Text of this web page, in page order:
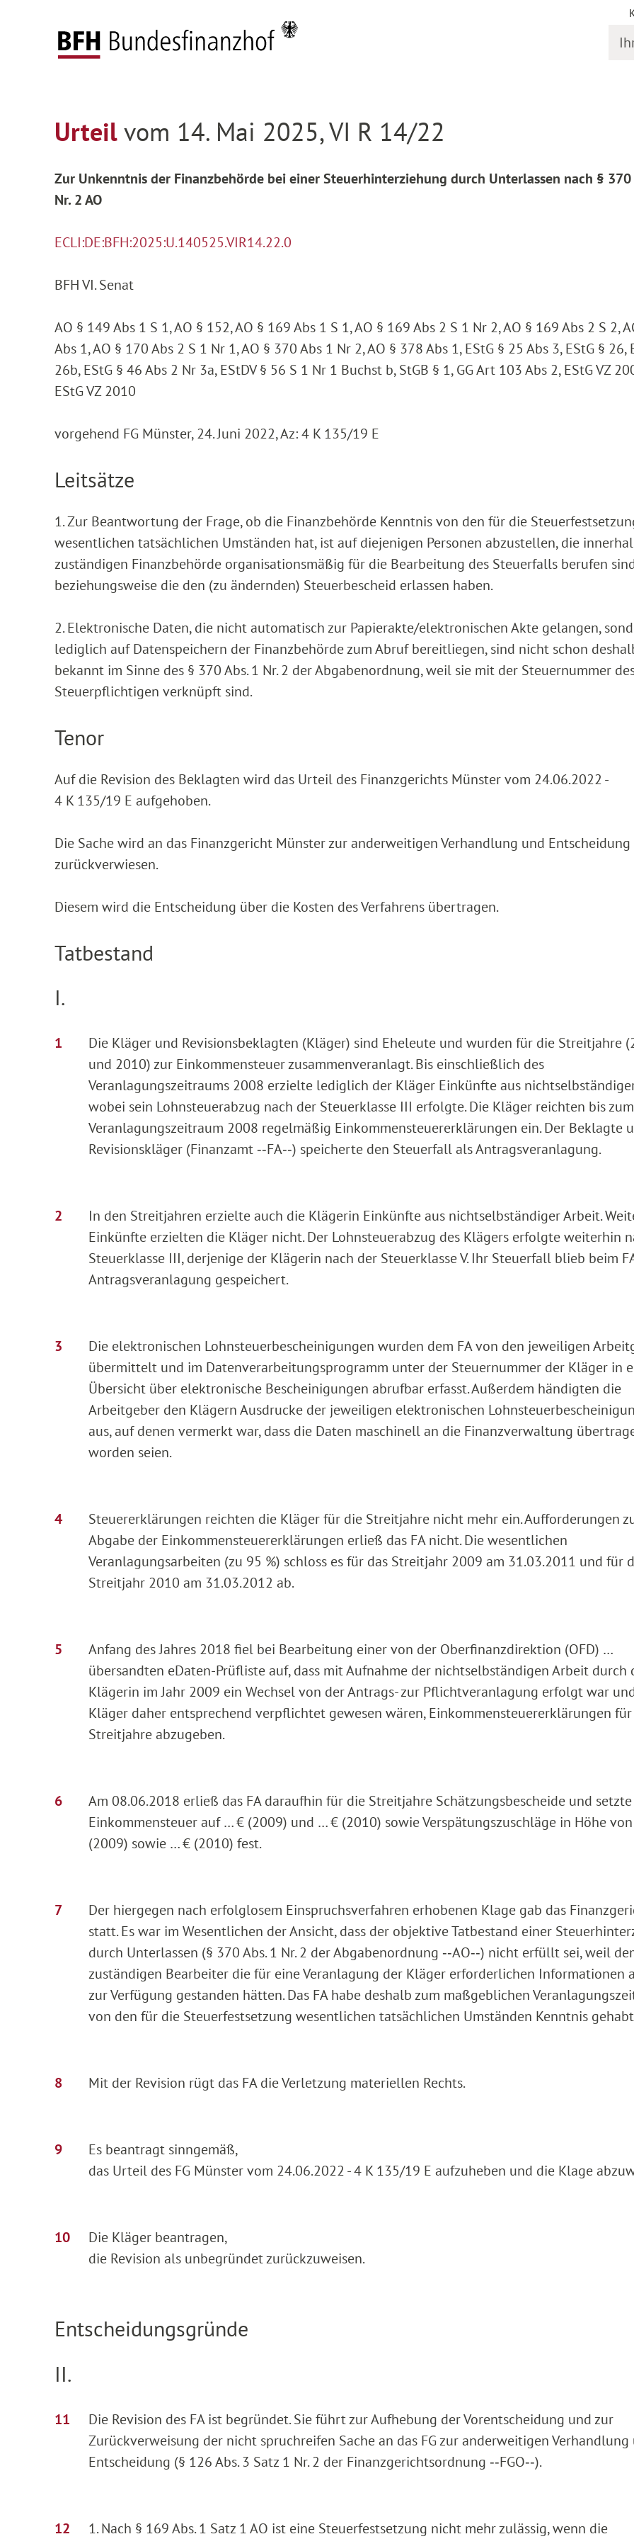
Startseite
Urteilvom 14. Mai 2025, VI R 14/22
Zur Unkenntnis der Finanzbehörde bei einer Steuerhinterziehung durch Unterlassen nach § 370
Nr. 2 AO
ECLI:DE:BFH:2025:U.140525.VIR14.22.0
BFH VI. Senat
AO § 149 Abs 1 S 1, AO § 152, AO § 169 Abs 1 S 1, AO § 169 Abs 2 S 1 Nr 2, AO § 169 Abs 2 S 2,
Abs 1, AO § 170 Abs 2 S 1 Nr 1, AO § 370 Abs 1 Nr 2, AO § 378 Abs 1, EStG § 25 Abs 3, EStG § 26,
26b, EStG § 46 Abs 2 Nr 3a, EStDV § 56 S 1 Nr 1 Buchst b, StGB § 1, GG Art 103 Abs 2, EStG VZ
EStG VZ 2010
vorgehend FG Münster, 24. Juni 2022, Az: 4 K 135/19 E
Leitsätze
1. Zur Beantwortung der Frage, ob die Finanzbehörde Kenntnis von den für die
wesentlichen tatsächlichen Umständen hat, ist auf diejenigen Personen abzustellen, die
zuständigen Finanzbehörde organisationsmäßig für die Bearbeitung des Steuerfalls berufen
beziehungsweise die den (zu ändernden) Steuerbescheid erlassen haben.
2. Elektronische Daten, die nicht automatisch zur Papierakte/elektronischen Akte gelangen,
lediglich auf Datenspeichern der Finanzbehörde zum Abruf bereitliegen, sind nicht schon
bekannt im Sinne des § 370 Abs. 1 Nr. 2 der Abgabenordnung, weil sie mit der Steuernummer
Steuerpflichtigen verknüpft sind.
Tenor
Auf die Revision des Beklagten wird das Urteil des Finanzgerichts Münster vom 24.06.2022 -
4 K 135/19 E aufgehoben.
Die Sache wird an das Finanzgericht Münster zur anderweitigen Verhandlung und Entscheidung
zurückverwiesen.
Diesem wird die Entscheidung über die Kosten des Verfahrens übertragen.
Tatbestand
I.
Die Kläger und Revisionsbeklagten (Kläger) sind Eheleute und wurden für die Streitjahre
und 2010) zur Einkommensteuer zusammenveranlagt. Bis einschließlich des
Veranlagungszeitraums 2008 erzielte lediglich der Kläger Einkünfte aus
wobei sein Lohnsteuerabzug nach der Steuerklasse III erfolgte. Die Kläger reichten bis zum
Veranlagungszeitraum 2008 regelmäßig Einkommensteuererklärungen ein. Der Beklagte
Revisionskläger (Finanzamt ‑‑FA‑‑) speicherte den Steuerfall als Antragsveranlagung.
In den Streitjahren erzielte auch die Klägerin Einkünfte aus nichtselbständiger Arbeit.
Einkünfte erzielten die Kläger nicht. Der Lohnsteuerabzug des Klägers erfolgte weiterhin
Steuerklasse III, derjenige der Klägerin nach der Steuerklasse V. Ihr Steuerfall blieb beim
Antragsveranlagung gespeichert.
Die elektronischen Lohnsteuerbescheinigungen wurden dem FA von den jeweiligen
übermittelt und im Datenverarbeitungsprogramm unter der Steuernummer der Kläger in
Übersicht über elektronische Bescheinigungen abrufbar erfasst. Außerdem händigten die
Arbeitgeber den Klägern Ausdrucke der jeweiligen elektronischen
aus, auf denen vermerkt war, dass die Daten maschinell an die Finanzverwaltung
worden seien.
Steuererklärungen reichten die Kläger für die Streitjahre nicht mehr ein. Aufforderungen
Abgabe der Einkommensteuererklärungen erließ das FA nicht. Die wesentlichen
Veranlagungsarbeiten (zu 95 %) schloss es für das Streitjahr 2009 am 31.03.2011 und für
Streitjahr 2010 am 31.03.2012 ab.
Anfang des Jahres 2018 fiel bei Bearbeitung einer von der Oberfinanzdirektion (OFD) …
übersandten eDaten-Prüfliste auf, dass mit Aufnahme der nichtselbständigen Arbeit durch
Klägerin im Jahr 2009 ein Wechsel von der Antrags- zur Pflichtveranlagung erfolgt war
Kläger daher entsprechend verpflichtet gewesen wären, Einkommensteuererklärungen
Streitjahre abzugeben.
Am 08.06.2018 erließ das FA daraufhin für die Streitjahre Schätzungsbescheide und
Einkommensteuer auf … € (2009) und … € (2010) sowie Verspätungszuschläge in Höhe
(2009) sowie … € (2010) fest.
Der hiergegen nach erfolglosem Einspruchsverfahren erhobenen Klage gab das
statt. Es war im Wesentlichen der Ansicht, dass der objektive Tatbestand einer
durch Unterlassen (§ 370 Abs. 1 Nr. 2 der Abgabenordnung ‑‑AO‑‑) nicht erfüllt sei, weil
zuständigen Bearbeiter die für eine Veranlagung der Kläger erforderlichen Informationen
zur Verfügung gestanden hätten. Das FA habe deshalb zum maßgeblichen
von den für die Steuerfestsetzung wesentlichen tatsächlichen Umständen Kenntnis
Mit der Revision rügt das FA die Verletzung materiellen Rechts.
Es beantragt sinngemäß,
das Urteil des FG Münster vom 24.06.2022 - 4 K 135/19 E aufzuheben und die Klage
Die Kläger beantragen,
die Revision als unbegründet zurückzuweisen.
Entscheidungsgründe
II.
Die Revision des FA ist begründet. Sie führt zur Aufhebung der Vorentscheidung und zur
Zurückverweisung der nicht spruchreifen Sache an das FG zur anderweitigen Verhandlung
Entscheidung (§ 126 Abs. 3 Satz 1 Nr. 2 der Finanzgerichtsordnung ‑‑FGO‑‑).
1. Nach § 169 Abs. 1 Satz 1 AO ist eine Steuerfestsetzung nicht mehr zulässig, wenn die